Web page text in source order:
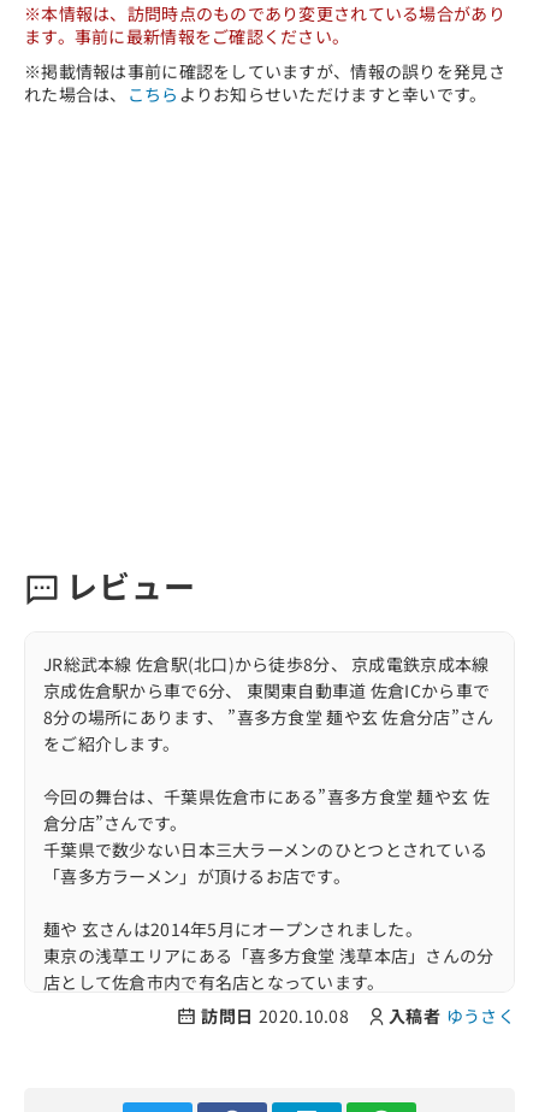
※本情報は、訪問時点のものであり変更されている場合があり
ます。事前に最新情報をご確認ください。
※掲載情報は事前に確認をしていますが、情報の誤りを発見さ
れた場合は、 こちら よりお知らせいただけますと幸いです。
レビュー
JR総武本線 佐倉駅(北口)から徒歩8分、 京成電鉄京成本線
京成佐倉駅から車で6分、 東関東自動車道 佐倉ICから車で
8分の場所にあります、 ”喜多方食堂 麺や玄 佐倉分店”さん
をご紹介します。
今回の舞台は、千葉県佐倉市にある”喜多方食堂 麺や玄 佐
倉分店”さんです。
千葉県で数少ない日本三大ラーメンのひとつとされている
「喜多方ラーメン」が頂けるお店です。
麺や 玄さんは2014年5月にオープンされました。
東京の浅草エリアにある「喜多方食堂 浅草本店」さんの分
店として佐倉市内で有名店となっています。
本場の喜多方ラーメンの魅力に加えて、 蔵出しの醤油と味
訪問日 2020.10.08 入稿者 ゆうさく